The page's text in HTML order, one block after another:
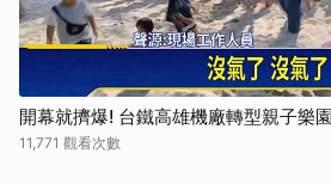
開幕就擠爆! 台鐵高雄機廠轉型親子樂
11,771 觀看次數